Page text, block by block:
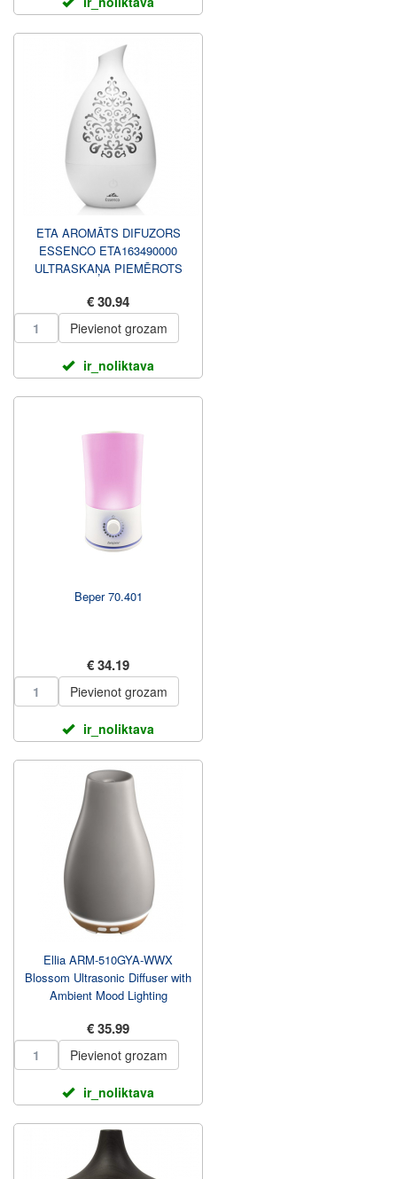
ETA AROMĀTS DIFUZORS
ESSENCO ETA163490000
ULTRASKAŅA PIEMĒROTS
€ 30.94
Pievienot grozam
ir_noliktava
Beper 70.401
€ 34.19
Pievienot grozam
ir_noliktava
Ellia ARM-510GYA-WWX
Blossom Ultrasonic Diffuser with
Ambient Mood Lighting
€ 35.99
Pievienot grozam
ir_noliktava